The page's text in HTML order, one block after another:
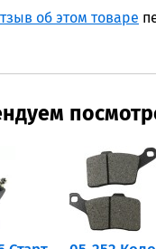
об этом товаре